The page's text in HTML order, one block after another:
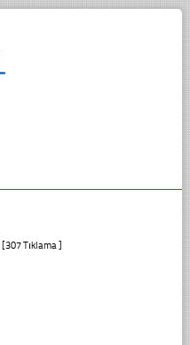
[307 Tıklama ]